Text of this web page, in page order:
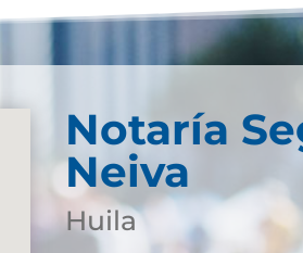
Notaría
Neiva
Huila